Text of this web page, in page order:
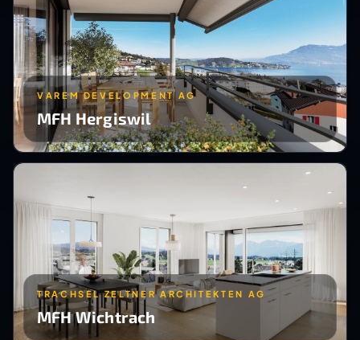
VAREM DEVELOPMENT AG
MFH Hergiswil
TRACHSEL ZELTNER ARCHITEKTEN AG
MFH Wichtrach